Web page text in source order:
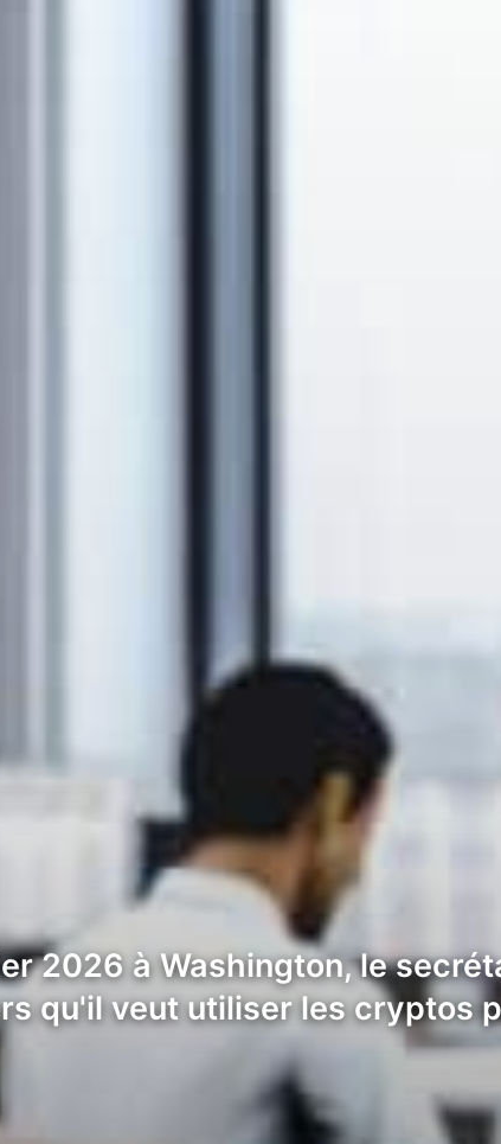
2026 à Washington, le
qu'il veut utiliser les cryptos